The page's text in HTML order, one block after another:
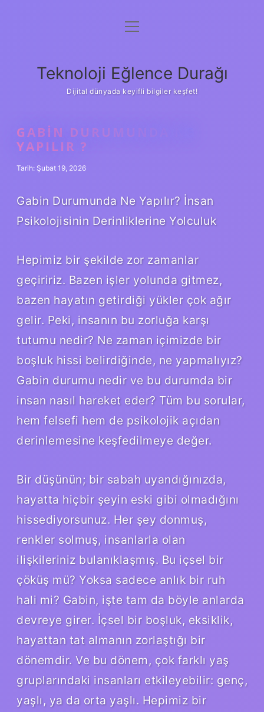
Anasayfa
Yasal Uyarı
menüyü
Teknoloji Eğlence Durağı
Dijital dünyada keyifli bilgiler keşfet!
GABIN DURUMUNDA NE
YAPILIR ?
Tarih: Şubat 19, 2026
Gabin Durumunda Ne Yapılır? İnsan
Psikolojisinin Derinliklerine Yolculuk
Hepimiz bir şekilde zor zamanlar
geçiririz. Bazen işler yolunda gitmez,
bazen hayatın getirdiği yükler çok ağır
gelir. Peki, insanın bu zorluğa karşı
tutumu nedir? Ne zaman içimizde bir
boşluk hissi belirdiğinde, ne yapmalıyız?
Gabin durumu nedir ve bu durumda bir
insan nasıl hareket eder? Tüm bu sorular,
hem felsefi hem de psikolojik açıdan
derinlemesine keşfedilmeye değer.
Bir düşünün; bir sabah uyandığınızda,
hayatta hiçbir şeyin eski gibi olmadığını
hissediyorsunuz. Her şey donmuş,
renkler solmuş, insanlarla olan
ilişkileriniz bulanıklaşmış. Bu içsel bir
çöküş mü? Yoksa sadece anlık bir ruh
hali mi? Gabin, işte tam da böyle anlarda
devreye girer. İçsel bir boşluk, eksiklik,
hayattan tat almanın zorlaştığı bir
dönemdir. Ve bu dönem, çok farklı yaş
gruplarındaki insanları etkileyebilir: genç,
yaşlı, ya da orta yaşlı. Hepimiz bir